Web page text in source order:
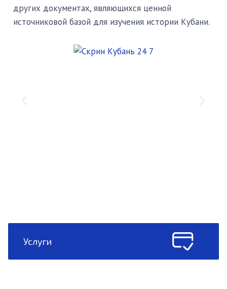
других документах, являющихся ценной
источниковой базой для изучения истории Кубани.
Услуги